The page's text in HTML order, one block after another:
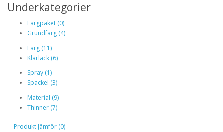
Underkategorier
Färgpaket (0)
Grundfärg (4)
Färg (11)
Klarlack (6)
Spray (1)
Spackel (3)
Material (9)
Thinner (7)
Produkt Jämför (0)